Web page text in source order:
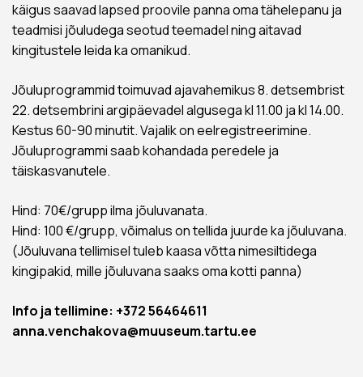
käigus saavad lapsed proovile panna oma tähelepanu ja
teadmisi jõuludega seotud teemadel ning aitavad
kingitustele leida ka omanikud.
Jõuluprogrammid toimuvad ajavahemikus 8. detsembrist
22. detsembrini argipäevadel algusega kl 11.00 ja kl 14.00.
Kestus 60-90 minutit. Vajalik on eelregistreerimine.
Jõuluprogrammi saab kohandada peredele ja
täiskasvanutele.
Hind: 70€/grupp ilma jõuluvanata.
Hind: 100 €/grupp, võimalus on tellida juurde ka jõuluvana.
(Jõuluvana tellimisel tuleb kaasa võtta nimesiltidega
kingipakid, mille jõuluvana saaks oma kotti panna)
Info ja tellimine: +372 56464611
anna.venchakova@muuseum.tartu.ee